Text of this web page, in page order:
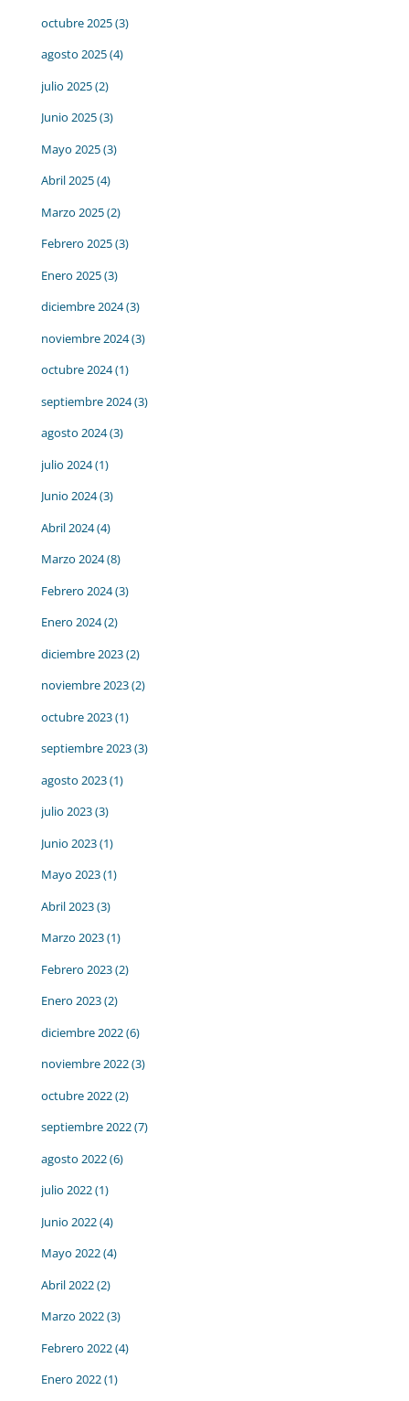
octubre 2025(3)
agosto 2025(4)
julio 2025(2)
Junio 2025(3)
Mayo 2025(3)
Abril 2025(4)
Marzo 2025(2)
Febrero 2025(3)
Enero 2025(3)
diciembre 2024(3)
noviembre 2024(3)
octubre 2024(1)
septiembre 2024(3)
agosto 2024(3)
julio 2024(1)
Junio 2024(3)
Abril 2024(4)
Marzo 2024(8)
Febrero 2024(3)
Enero 2024(2)
diciembre 2023(2)
noviembre 2023(2)
octubre 2023(1)
septiembre 2023(3)
agosto 2023(1)
julio 2023(3)
Junio 2023(1)
Mayo 2023(1)
Abril 2023(3)
Marzo 2023(1)
Febrero 2023(2)
Enero 2023(2)
diciembre 2022(6)
noviembre 2022(3)
octubre 2022(2)
septiembre 2022(7)
agosto 2022(6)
julio 2022(1)
Junio 2022(4)
Mayo 2022(4)
Abril 2022(2)
Marzo 2022(3)
Febrero 2022(4)
Enero 2022(1)